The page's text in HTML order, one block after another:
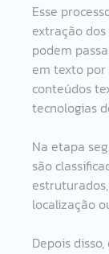
Esse
extração
podem
em texto
conteúdos
tecnologias
Na etapa
são
localização
Depois